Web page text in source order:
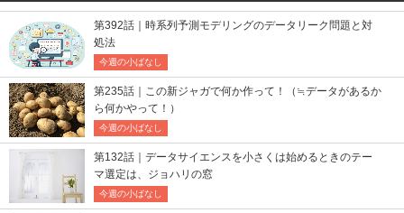
第392話｜時系列予測モデリングのデータリーク問題と対
処法
今週の小ばなし
第235話｜この新ジャガで何か作って！（≒データがあるか
ら何かやって！）
今週の小ばなし
第132話｜データサイエンスを小さくは始めるときのテー
マ選定は、ジョハリの窓
今週の小ばなし